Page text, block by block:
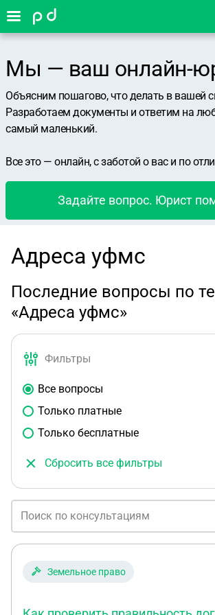
Мы — ваш онлайн-
Объясним пошагово, что делать в вашей
Разработаем документы и ответим на
самый маленький.
Все это — онлайн, с заботой о вас и по
Задайте вопрос. Юрист
Адреса уфмс
Последние вопросы по
«Адреса уфмс»
Фильтры
Все вопросы
Только платные
Только бесплатные
Сбросить все фильтры
Земельное право